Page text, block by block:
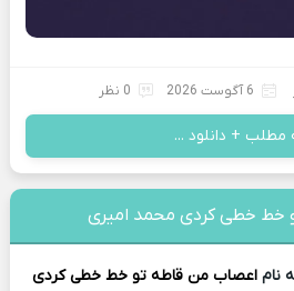
6 آگوست 2026 0 نظر
مطلب + دانلود ...
خط خطی کردی محمد امیری
ناماعصاب من قاطه تو خط خطی کردی